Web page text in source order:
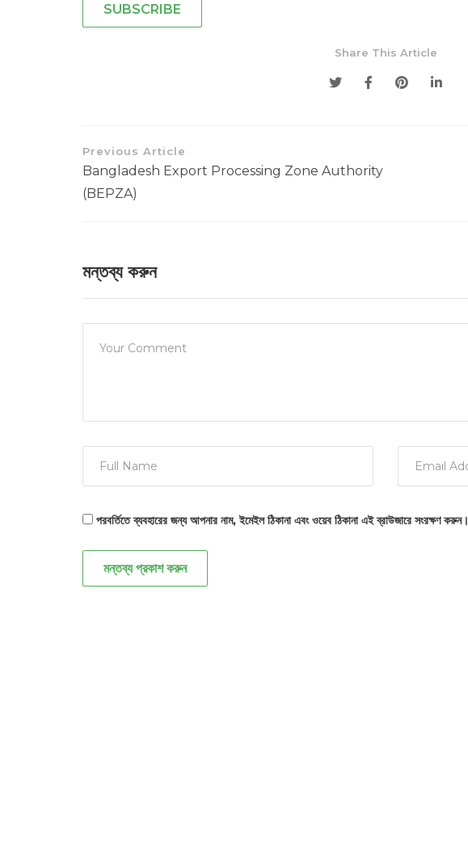
SUBSCRIBE
Share This Article
Previous Article
Bangladesh Export Processing Zone Authority
(BEPZA)
মন্তব্য করুন
পরবর্তিতে ব্যবহারের জন্য আপনার নাম, ইমেইল ঠিকানা এবং ওয়েব ঠিকানা এই ব্রাউজারে সংরক্ষণ করুন।
মন্তব্য প্রকাশ করুন